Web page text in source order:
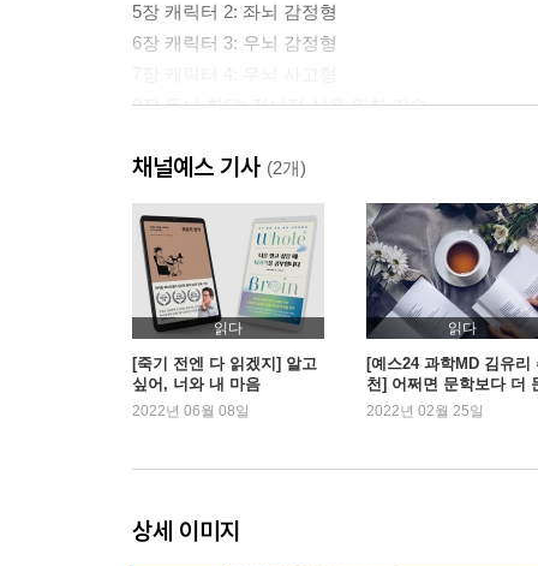
5장 캐릭터 2: 좌뇌 감정형
6장 캐릭터 3: 우뇌 감정형
8장 두뇌 회담: 전뇌적 삶을 위한 기술
3부 우리 삶 속 네 가지 캐릭터
9장 나와의 관계: 네 가지 캐릭터와 몸
10장 타인과의 관계: 네 가지 캐릭터와 인간관계
11장 단절과 재접속: 네 가지 캐릭터의 중독과 회복
12장 세대와 성격: 네 가지 캐릭터와 기술의 영향력
결론 완벽하고 온전하며 아름다운
채널예스 기사 (2개)
읽다
[죽기 전엔 다 읽겠지] 알고
싶어, 너와 내 마음
2022년 06월 08일
읽다
[예스24 과학MD 김유리
천] 어쩌면 문학보다 더
학적인, 과학 이야기
2022년 02월 25일
상세 이미지